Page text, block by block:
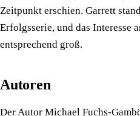
Zeitpunkt erschien. Garrett
Erfolgsserie, und das Interesse
entsprechend groß.
Autoren
Der Autor Michael Fuchs-